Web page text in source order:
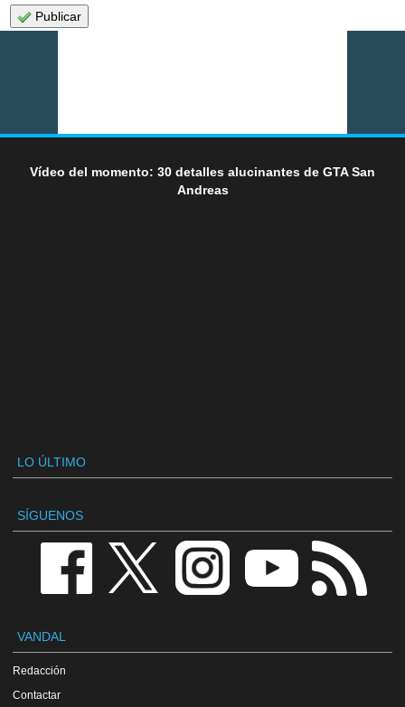
Publicar
Vídeo del momento: 30 detalles alucinantes de GTA San
Andreas
LO ÚLTIMO
SÍGUENOS
VANDAL
Redacción
Contactar